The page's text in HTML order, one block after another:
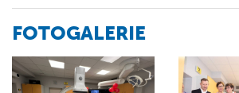
FOTOGALERIE